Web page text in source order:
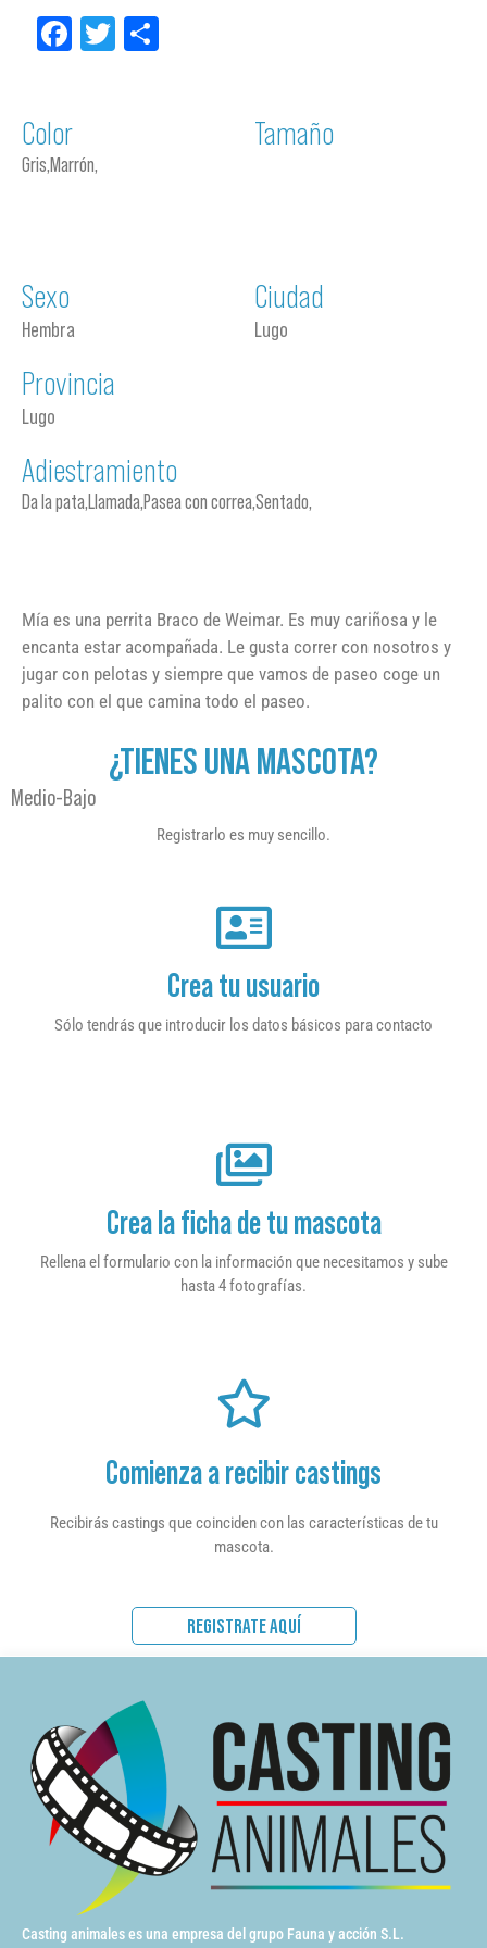
Facebook
Twitter
Color
Gris,Marrón,
Tamaño
Sexo
Hembra
Ciudad
Lugo
Provincia
Lugo
Adiestramiento
Da la pata,Llamada,Pasea con correa,Sentado,
Mía es una perrita Braco de Weimar. Es muy cariñosa y le
encanta estar acompañada. Le gusta correr con nosotros y
jugar con pelotas y siempre que vamos de paseo coge un
palito con el que camina todo el paseo.
¿TIENES UNA MASCOTA?
Medio-Bajo
Registrarlo es muy sencillo.
Crea tu usuario
Sólo tendrás que introducir los datos básicos para contacto
Crea la ficha de tu mascota
Rellena el formulario con la información que necesitamos y sube
hasta 4 fotografías.
Comienza a recibir castings
Recibirás castings que coinciden con las características de tu
mascota.
REGISTRATE AQUÍ
Casting animales es una empresa del grupo Fauna y acción S.L.